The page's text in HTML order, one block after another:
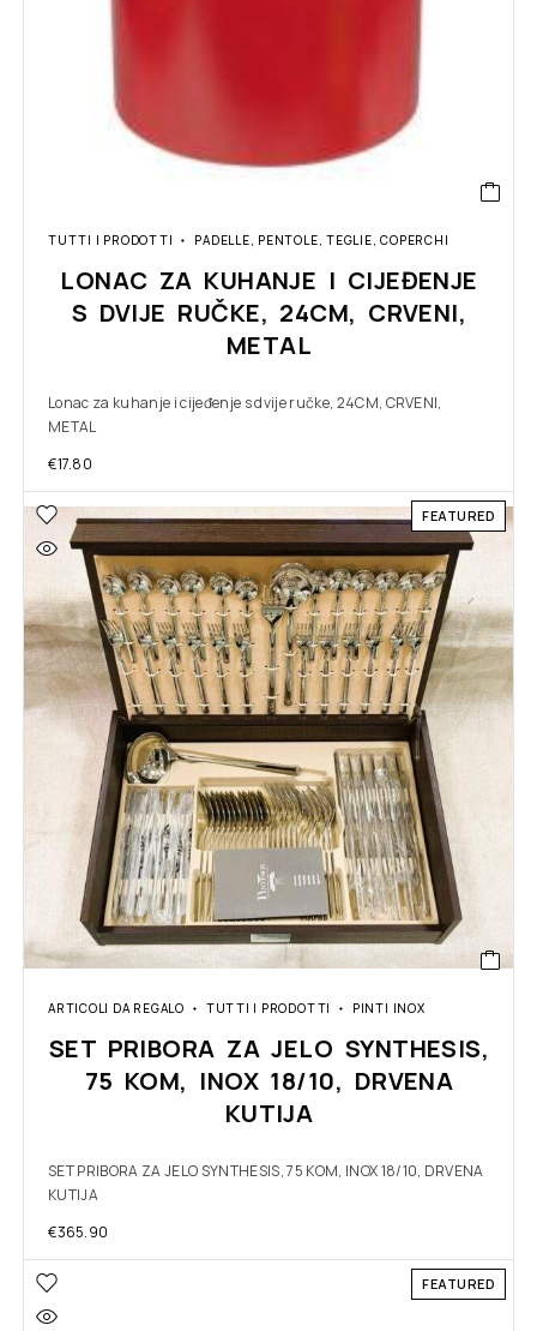
TUTTI I PRODOTTI PADELLE, PENTOLE, TEGLIE, COPERCHI
LONAC ZA KUHANJE I CIJEĐENJE
S DVIJE RUČKE, 24CM, CRVENI,
METAL
Lonac za kuhanje i cijeđenje s dvije ručke, 24CM, CRVENI,
METAL
€17.80
FEATURED
ARTICOLI DA REGALO TUTTI I PRODOTTI PINTI INOX
SET PRIBORA ZA JELO SYNTHESIS,
75 KOM, INOX 18/10, DRVENA
KUTIJA
SET PRIBORA ZA JELO SYNTHESIS, 75 KOM, INOX 18/10, DRVENA
KUTIJA
€365.90
FEATURED